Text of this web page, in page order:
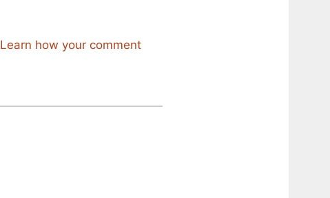
Learn how your comment